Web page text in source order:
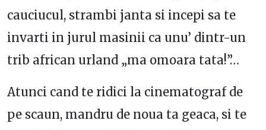
cauciucul, strambi janta si incepi sa te
invarti in jurul masinii ca unu’ dintr-un
trib african urland „ma omoara tata!”…
Atunci cand te ridici la cinematograf de
pe scaun, mandru de noua ta geaca, si te